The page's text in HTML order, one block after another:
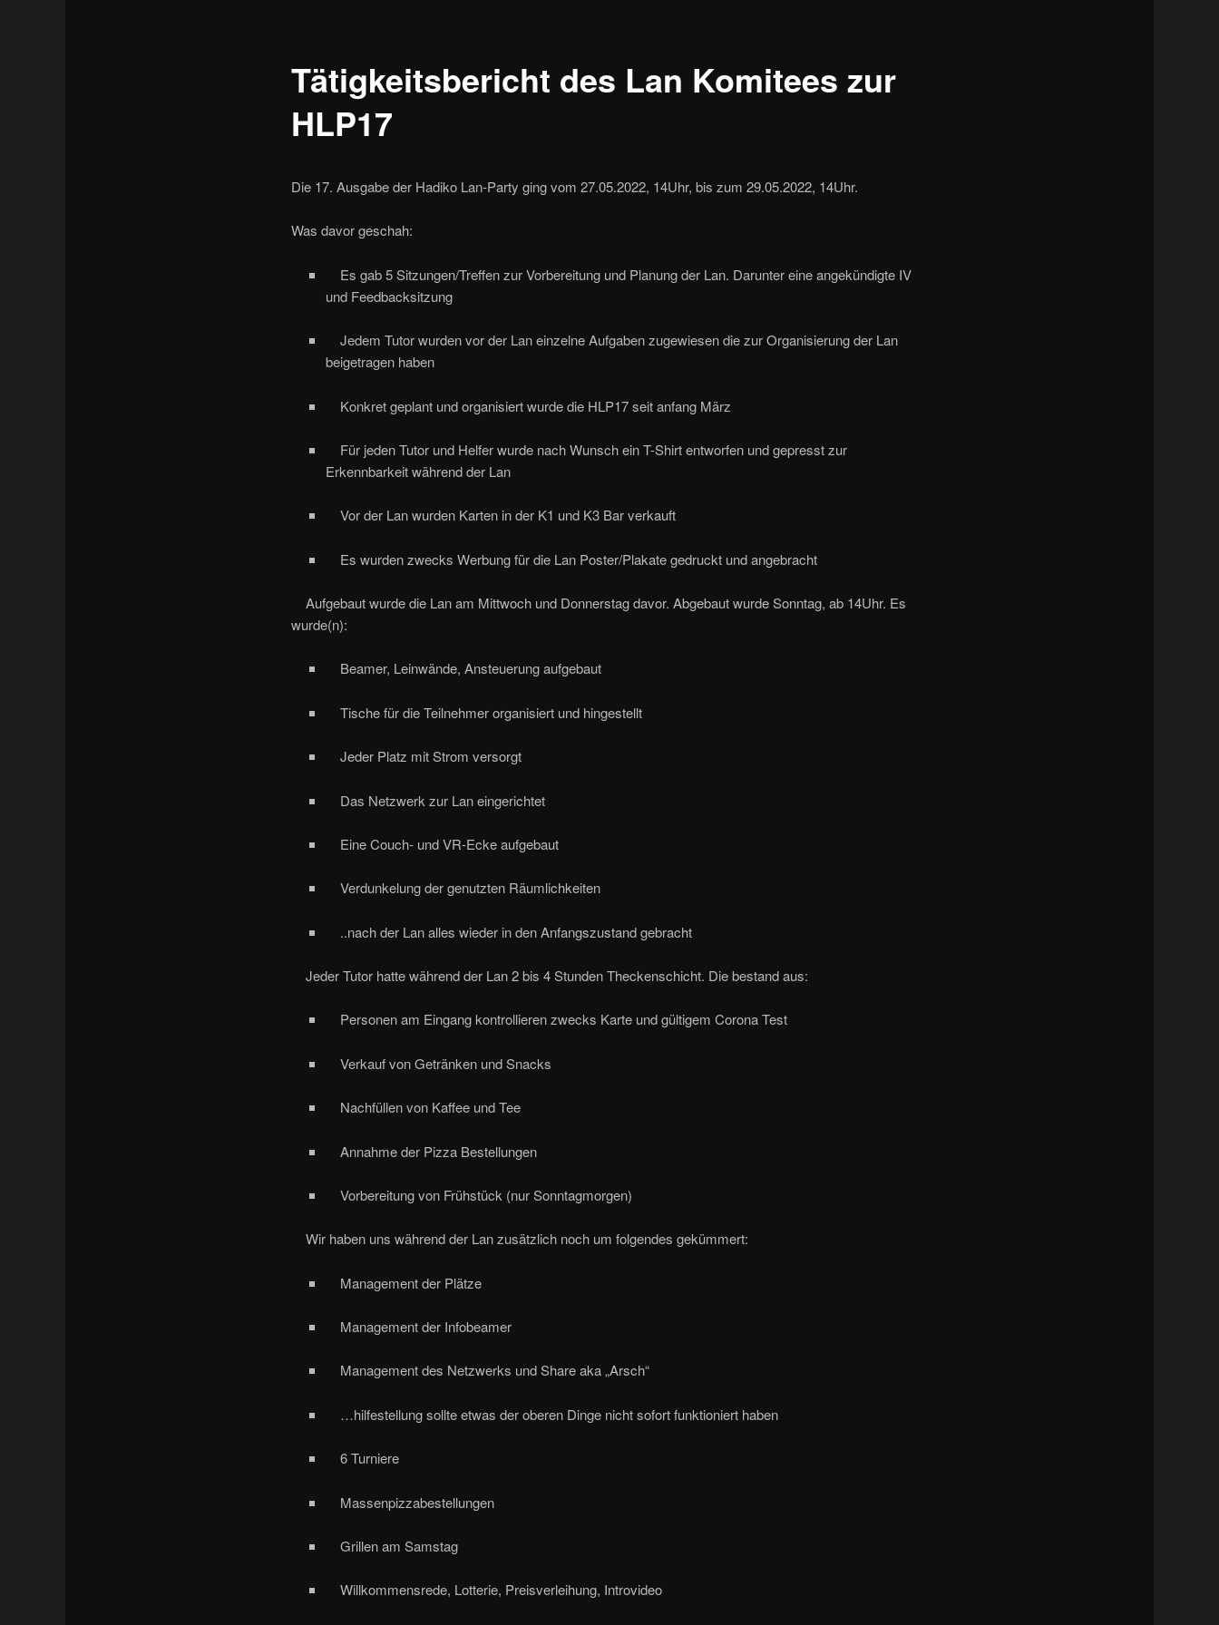
Tätigkeitsbericht des Lan Komitees zur
HLP17
Die 17. Ausgabe der Hadiko Lan-Party ging vom 27.05.2022, 14Uhr, bis zum 29.05.2022, 14Uhr.
Was davor geschah:
Es gab 5 Sitzungen/Treffen zur Vorbereitung und Planung der Lan. Darunter eine angekündigte IV
und Feedbacksitzung
Jedem Tutor wurden vor der Lan einzelne Aufgaben zugewiesen die zur Organisierung der Lan
beigetragen haben
Konkret geplant und organisiert wurde die HLP17 seit anfang März
Für jeden Tutor und Helfer wurde nach Wunsch ein T-Shirt entworfen und gepresst zur
Erkennbarkeit während der Lan
Vor der Lan wurden Karten in der K1 und K3 Bar verkauft
Es wurden zwecks Werbung für die Lan Poster/Plakate gedruckt und angebracht
Aufgebaut wurde die Lan am Mittwoch und Donnerstag davor. Abgebaut wurde Sonntag, ab 14Uhr. Es
wurde(n):
Beamer, Leinwände, Ansteuerung aufgebaut
Tische für die Teilnehmer organisiert und hingestellt
Jeder Platz mit Strom versorgt
Das Netzwerk zur Lan eingerichtet
Eine Couch- und VR-Ecke aufgebaut
Verdunkelung der genutzten Räumlichkeiten
..nach der Lan alles wieder in den Anfangszustand gebracht
Jeder Tutor hatte während der Lan 2 bis 4 Stunden Theckenschicht. Die bestand aus:
Personen am Eingang kontrollieren zwecks Karte und gültigem Corona Test
Verkauf von Getränken und Snacks
Nachfüllen von Kaffee und Tee
Annahme der Pizza Bestellungen
Vorbereitung von Frühstück (nur Sonntagmorgen)
Wir haben uns während der Lan zusätzlich noch um folgendes gekümmert:
Management der Plätze
Management der Infobeamer
Management des Netzwerks und Share aka „Arsch“
…hilfestellung sollte etwas der oberen Dinge nicht sofort funktioniert haben
6 Turniere
Massenpizzabestellungen
Grillen am Samstag
Willkommensrede, Lotterie, Preisverleihung, Introvideo